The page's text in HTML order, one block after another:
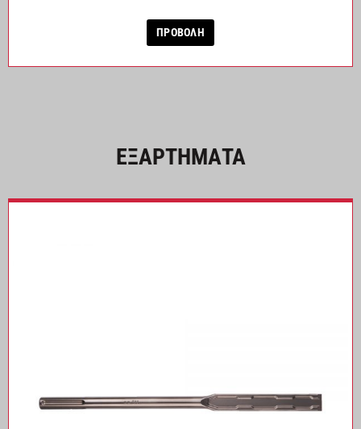
ΠΡΟΒΟΛΗ
ΕΞΑΡΤΗΜΑΤΑ